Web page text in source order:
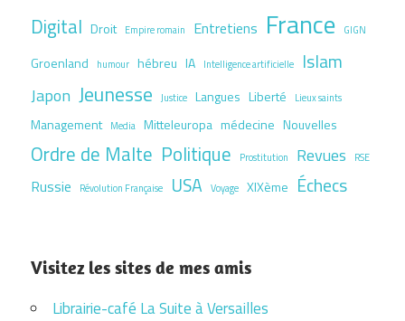
Digital Droit Empire romain Entretiens France GIGN
Groenland humour hébreu IA Intelligence artificielle Islam
Japon Jeunesse Justice Langues Liberté Lieux saints
Management Media Mitteleuropa médecine Nouvelles
Ordre de Malte Politique Prostitution Revues RSE
Russie Révolution Française USA Voyage XIXème Échecs
Visitez les sites de mes amis
Librairie-café La Suite à Versailles